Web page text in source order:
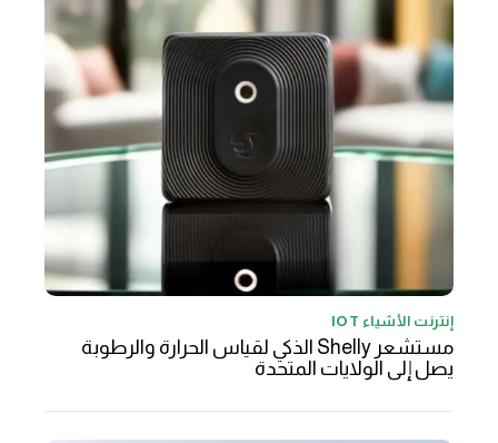
إنترنت الأشياء IOT
مستشعر Shelly الذكي لقياس الحرارة والرطوبة
يصل إلى الولايات المتحدة